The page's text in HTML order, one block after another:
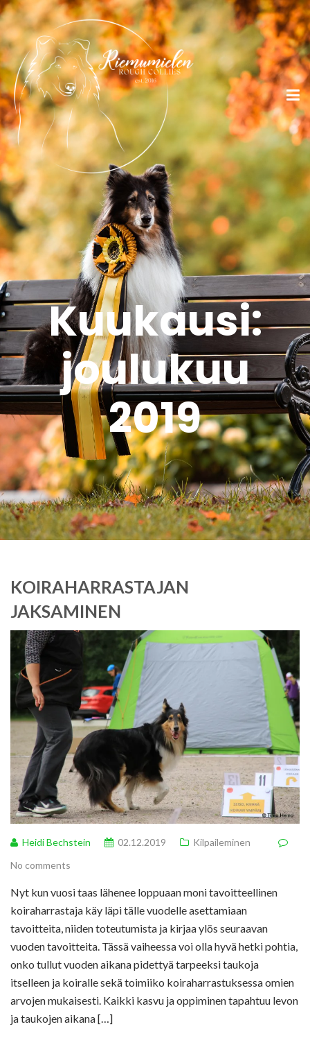
Kuukausi:
joulukuu
2019
KOIRAHARRASTAJAN
JAKSAMINEN
Heidi Bechstein 02.12.2019
Kilpaileminen
No comments
Nyt kun vuosi taas lähenee loppuaan moni tavoitteellinen
koiraharrastaja käy läpi tälle vuodelle asettamiaan
tavoitteita, niiden toteutumista ja kirjaa ylös seuraavan
vuoden tavoitteita. Tässä vaiheessa voi olla hyvä hetki pohtia,
onko tullut vuoden aikana pidettyä tarpeeksi taukoja
itselleen ja koiralle sekä toimiiko koiraharrastuksessa omien
arvojen mukaisesti. Kaikki kasvu ja oppiminen tapahtuu levon
ja taukojen aikana […]